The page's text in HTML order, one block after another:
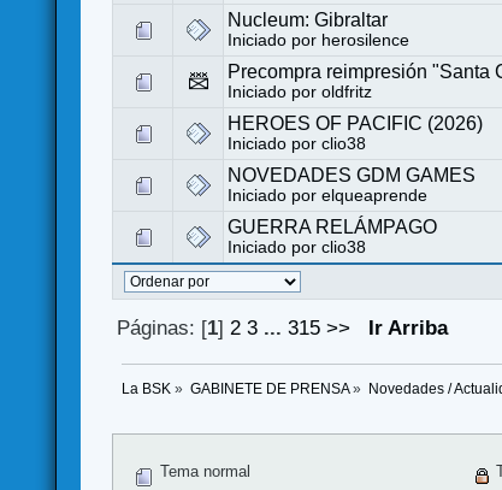
Nucleum: Gibraltar
Iniciado por herosilence
Precompra reimpresión "Santa
Iniciado poroldfritz
HEROES OF PACIFIC (2026)
Iniciado porclio38
NOVEDADES GDM GAMES
Iniciado porelqueaprende
GUERRA RELÁMPAGO
Iniciado porclio38
Páginas: [1] 2 3 ... 315 >> Ir Arriba
La BSK » GABINETE DE PRENSA» Novedades /
Tema normal